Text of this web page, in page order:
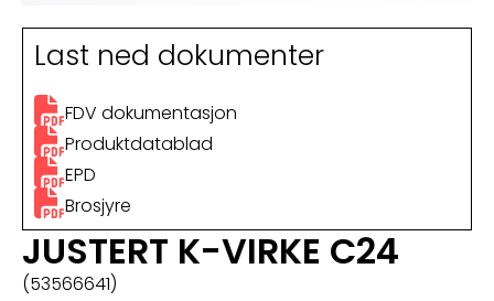
Last ned dokumenter
FDV dokumentasjon
Produktdatablad
EPD
Brosjyre
JUSTERT K-VIRKE C24
(53566641)